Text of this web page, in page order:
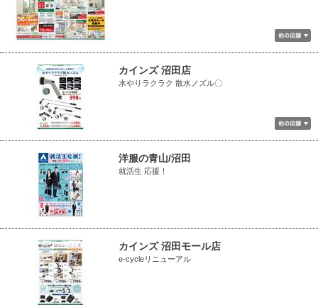
カインズ 沼田店
水やりラクラク 散水ノズル〇
洋服の青山/沼田
就活生 応援！
カインズ 沼田モール店
e-cycleリニューアル